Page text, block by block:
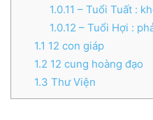
1.0.11 – Tuổi Tuất :
1.0.12 – Tuổi Hợi :
1.1 12 con giáp
1.2 12 cung hoàng đạo
1.3 Thư Viện